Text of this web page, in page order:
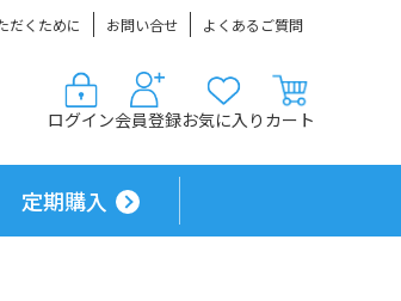
だくために お問い合せ よくあるご質問
ログイン会員登録お気に入り カート
定期購入